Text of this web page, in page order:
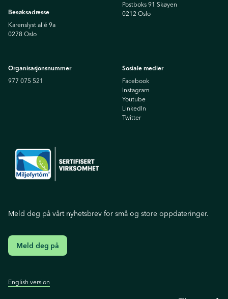
Besøksadresse
Karenslyst allé 9a
0278 Oslo
Postboks 91 Skøyen
0212 Oslo
Organisasjonsnummer
977 075 521
Sosiale medier
Facebook
Instagram
Youtube
Linkedln
Twitter
Meld deg på vårt nyhetsbrev for små og store oppdateringer.
Meld deg på
English version